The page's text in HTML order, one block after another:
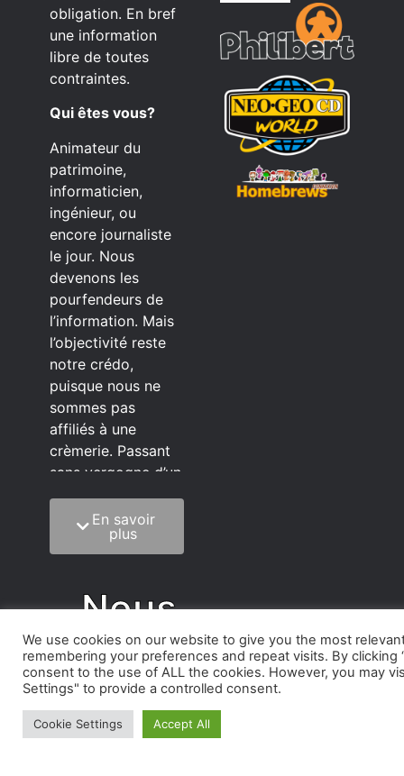
obligation. En bref
une information
libre de toutes
contraintes.
Qui êtes vous?
Animateur du
patrimoine,
informaticien,
ingénieur, ou
encore journaliste
le jour. Nous
devenons les
pourfendeurs de
l’information. Mais
l’objectivité reste
notre crédo,
puisque nous ne
sommes pas
affiliés à une
crèmerie. Passant
sans vergogne d’un
C’est quoi notre
méthode?
sagesse de la
grosse dose
d’autodérision. On
est du pur produit
écrit faisant très
rarement des
En savoir
plus
Nous
C'est
Nous
We use cookies on our website to give you the most
remembering your preferences and repeat visits. By clicking
consent to the use of ALL the cookies. However, you may
Settings" to provide a controlled consent.
Cookie Settings Accept All